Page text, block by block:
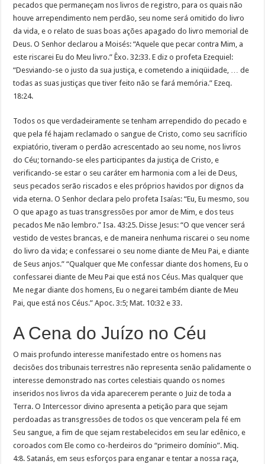
pecados que permaneçam nos livros de registro, para os quais não
houve arrependimento nem perdão, seu nome será omitido do livro
da vida, e o relato de suas boas ações apagado do livro memorial de
Deus. O Senhor declarou a Moisés: “Aquele que pecar contra Mim, a
este riscarei Eu do Meu livro.” Êxo. 32:33. E diz o profeta Ezequiel:
“Desviando-se o justo da sua justiça, e cometendo a iniqüidade, … de
todas as suas justiças que tiver feito não se fará memória.” Ezeq.
18:24.
Todos os que verdadeiramente se tenham arrependido do pecado e
que pela fé hajam reclamado o sangue de Cristo, como seu sacrifício
expiatório, tiveram o perdão acrescentado ao seu nome, nos livros
do Céu; tornando-se eles participantes da justiça de Cristo, e
verificando-se estar o seu caráter em harmonia com a lei de Deus,
seus pecados serão riscados e eles próprios havidos por dignos da
vida eterna. O Senhor declara pelo profeta Isaías: “Eu, Eu mesmo, sou
O que apago as tuas transgressões por amor de Mim, e dos teus
pecados Me não lembro.” Isa. 43:25. Disse Jesus: “O que vencer será
vestido de vestes brancas, e de maneira nenhuma riscarei o seu nome
do livro da vida; e confessarei o seu nome diante de Meu Pai, e diante
de Seus anjos.” “Qualquer que Me confessar diante dos homens, Eu o
confessarei diante de Meu Pai que está nos Céus. Mas qualquer que
Me negar diante dos homens, Eu o negarei também diante de Meu
Pai, que está nos Céus.” Apoc. 3:5; Mat. 10:32 e 33.
A Cena do Juízo no Céu
O mais profundo interesse manifestado entre os homens nas
decisões dos tribunais terrestres não representa senão palidamente o
interesse demonstrado nas cortes celestiais quando os nomes
inseridos nos livros da vida aparecerem perante o Juiz de toda a
Terra. O Intercessor divino apresenta a petição para que sejam
perdoadas as transgressões de todos os que venceram pela fé em
Seu sangue, a fim de que sejam restabelecidos em seu lar edênico, e
coroados com Ele como co-herdeiros do “primeiro domínio”. Miq.
4:8. Satanás, em seus esforços para enganar e tentar a nossa raça,